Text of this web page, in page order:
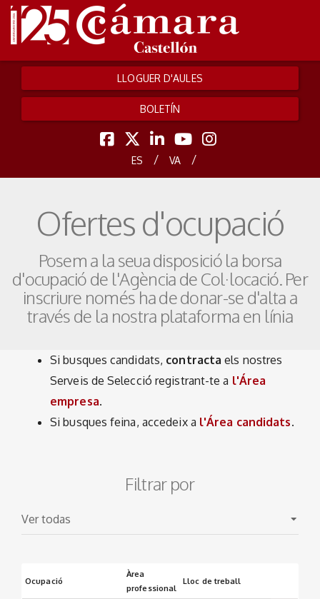
LLOGUER D'AULES
BOLETÍN
ES / VA /
Ofertes d'ocupació
Posem a la seua disposició la borsa
d'ocupació de l'Agència de Col·locació. Per
inscriure només ha de donar-se d'alta a
través de la nostra plataforma en línia
Si busques candidats, contracta els nostres
Serveis de Selecció registrant-te a l'Área
empresa.
Si busques feina, accedeix a l'Área candidats.
Filtrar por
Ocupació
Àrea
professional
Lloc de treball